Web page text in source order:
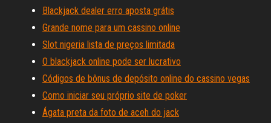
Blackjack dealer erro aposta grátis
Grande nome para um cassino online
Slot nigeria lista de preços limitada
O blackjack online pode ser lucrativo
Códigos de bônus de depósito online do cassino vegas
Como iniciar seu próprio site de poker
Ágata preta da foto de aceh do jack